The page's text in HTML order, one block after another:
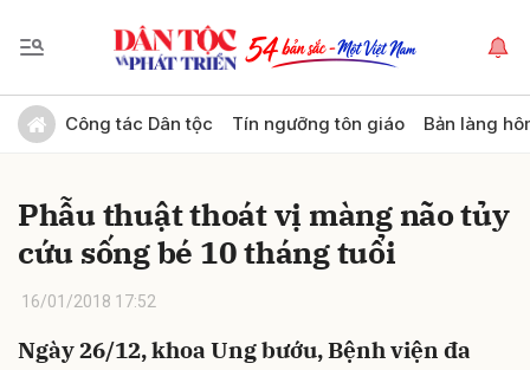
Công tác Dân tộc Tín ngưỡng tôn giáo Bản làng
Phẫu thuật thoát vị màng não tủy
cứu sống bé 10 tháng tuổi
16/01/2018 17:52
Ngày 26/12, khoa Ung bướu, Bệnh viện đa
Gửi bình luận
Hủy Gửi